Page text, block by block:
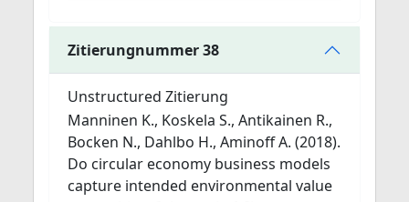
Zitierungnummer 38
Unstructured Zitierung
Manninen K., Koskela S., Antikainen R.,
Bocken N., Dahlbo H., Aminoff A. (2018).
Do circular economy business models
capture intended environmental value